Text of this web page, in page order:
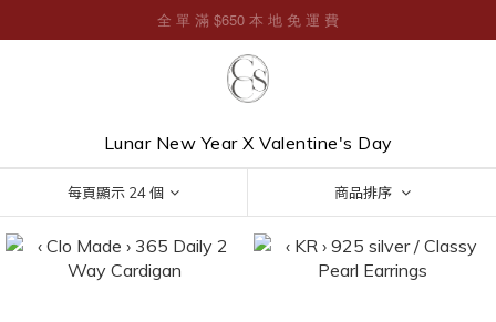
Lunar New Year X Valentine's Day
每頁顯示 24 個 商品排序